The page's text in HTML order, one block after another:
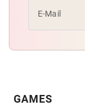
E-Mail
GAMES